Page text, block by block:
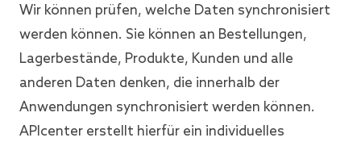
Wir können prüfen, welche Daten synchronisiert
werden können. Sie können an Bestellungen,
Lagerbestände, Produkte, Kunden und alle
anderen Daten denken, die innerhalb der
Anwendungen synchronisiert werden können.
APIcenter erstellt hierfür ein individuelles